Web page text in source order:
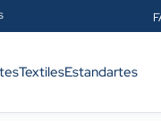
TextilesEstandartes